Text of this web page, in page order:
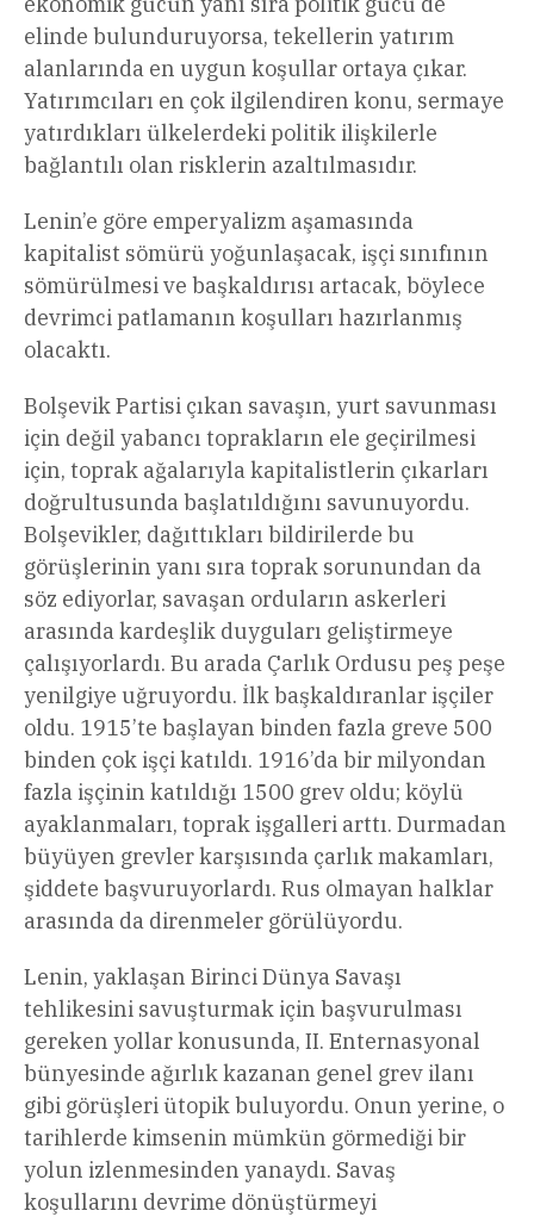
elinde bulunduruyorsa, tekellerin yatırım
alanlarında en uygun koşullar ortaya çıkar.
Yatırımcıları en çok ilgilendiren konu, sermaye
yatırdıkları ülkelerdeki politik ilişkilerle
bağlantılı olan risklerin azaltılmasıdır.
Lenin’e göre emperyalizm aşamasında
kapitalist sömürü yoğunlaşacak, işçi sınıfının
sömürülmesi ve başkaldırısı artacak, böylece
devrimci patlamanın koşulları hazırlanmış
olacaktı.
Bolşevik Partisi çıkan savaşın, yurt savunması
için değil yabancı toprakların ele geçirilmesi
için, toprak ağalarıyla kapitalistlerin çıkarları
doğrultusunda başlatıldığını savunuyordu.
Bolşevikler, dağıttıkları bildirilerde bu
görüşlerinin yanı sıra toprak sorunundan da
söz ediyorlar, savaşan orduların askerleri
arasında kardeşlik duyguları geliştirmeye
çalışıyorlardı. Bu arada Çarlık Ordusu peş peşe
yenilgiye uğruyordu. İlk başkaldıranlar işçiler
oldu. 1915’te başlayan binden fazla greve 500
binden çok işçi katıldı. 1916’da bir milyondan
fazla işçinin katıldığı 1500 grev oldu; köylü
ayaklanmaları, toprak işgalleri arttı. Durmadan
büyüyen grevler karşısında çarlık makamları,
şiddete başvuruyorlardı. Rus olmayan halklar
arasında da direnmeler görülüyordu.
Lenin, yaklaşan Birinci Dünya Savaşı
tehlikesini savuşturmak için başvurulması
gereken yollar konusunda, II. Enternasyonal
bünyesinde ağırlık kazanan genel grev ilanı
gibi görüşleri ütopik buluyordu. Onun yerine, o
tarihlerde kimsenin mümkün görmediği bir
yolun izlenmesinden yanaydı. Savaş
koşullarını devrime dönüştürmeyi